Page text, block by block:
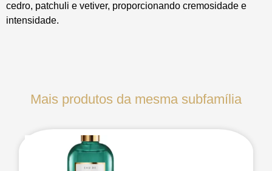
cedro, patchuli e vetiver, proporcionando cremosidade e
intensidade.
Mais produtos da mesma subfamília